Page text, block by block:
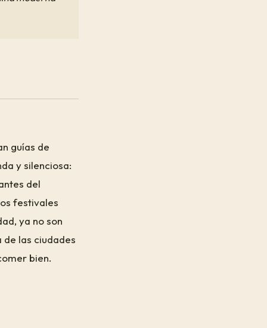
guías de
y silenciosa:
del
festivales
ya no son
las ciudades
bien.